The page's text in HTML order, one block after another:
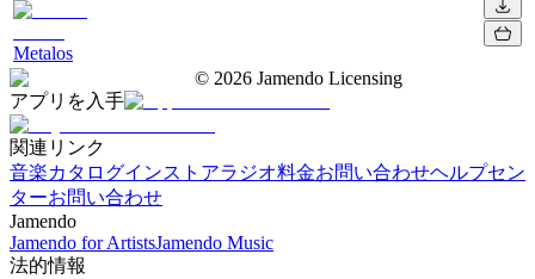
Metalos
© 2026 Jamendo Licensing
アプリを入手
関連リンク
音楽カタログインストアラジオ料金お問い合わせヘルプセン
ターお問い合わせ
Jamendo
Jamendo for ArtistsJamendo Music
法的情報